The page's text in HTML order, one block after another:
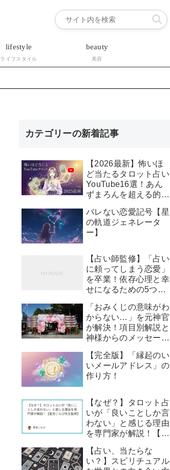
lifestyle
ライフスタイル
beauty
美容
カテゴリーの新着記事
【2026最新】怖いほ
ど当たるタロット占い
YouTube16選！あん
ずまろんを超える的中
バレない恋愛記号【星
の軌道ジェネレータ
ー】
【占い師監修】「占い
に頼ってしまう恋愛」
を卒業！依存心理と幸
せになるための5つの
「おみくじの意味がわ
からない…」を元神官
が解決！項目別解説と
神様からのメッセージ
【完全版】「縁起のい
いメールアドレス」の
作り方！
【なぜ？】タロット占
いが「良いことしか言
わない」と感じる理由
を専門家が解説！【星
【占い、当たらな
い？】スピリチュアル